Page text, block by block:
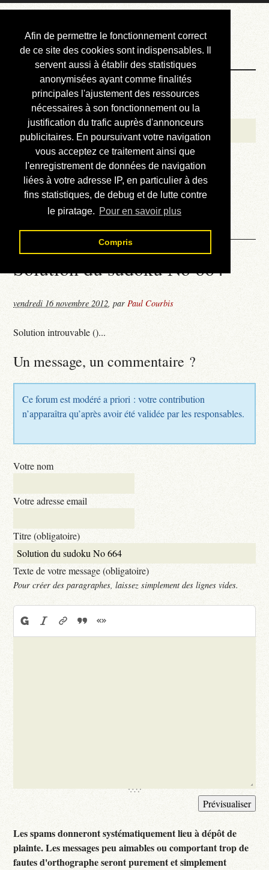
Afin de permettre le fonctionnement correct
de ce site des cookies sont indispensables. Il
servent aussi à établir des statistiques
anonymisées ayant comme finalités
principales l'ajustement des ressources
nécessaires à son fonctionnement ou la
justification du trafic auprès d'annonceurs
publicitaires. En poursuivant votre navigation
vous acceptez ce traitement ainsi que
l'enregistrement de données de navigation
liées à votre adresse IP, en particulier à des
fins statistiques, de debug et de lutte contre
le piratage. Pour en savoir plus
Compris
Courbis, « LE »
Blog Officiel
Bienvenue
Réalisations
Divers (et d’été)
Annonces
Liens externes
Téléchargement
Contact
Solution du sudoku No 664
vendredi 16 novembre 2012,parPaul Courbis
Solution introuvable ()...
Un message, un commentaire ?
Ce forum est modéré a priori : votre contribution
n’apparaîtra qu’après avoir été validée par les responsables.
Votre nom
Votre adresse email
Titre (obligatoire)
Texte de votre message (obligatoire)
Pour créer des paragraphes, laissez simplement des lignes vides.
Les spams donneront systématiquement lieu à dépôt de
plainte. Les messages peu aimables ou comportant trop de
fautes d'orthographe seront purement et simplement